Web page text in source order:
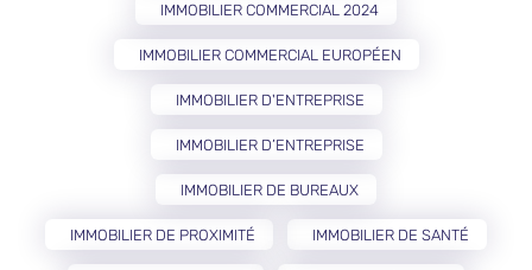
IMMOBILIER COMMERCIAL 2024
IMMOBILIER COMMERCIAL EUROPÉEN
IMMOBILIER D'ENTREPRISE
IMMOBILIER D’ENTREPRISE
IMMOBILIER DE BUREAUX
IMMOBILIER DE PROXIMITÉ IMMOBILIER DE SANTÉ